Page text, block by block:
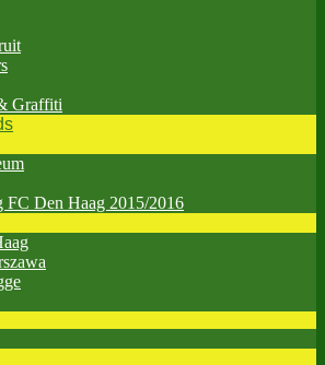
Graffiti
FC Den Haag 2015/2016